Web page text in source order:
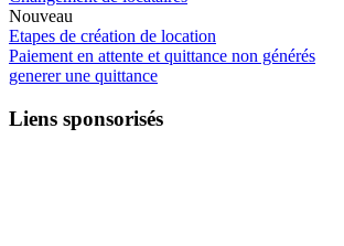
Nouveau
Etapes de création de location
Paiement en attente et quittance non générés
generer une quittance
Liens sponsorisés